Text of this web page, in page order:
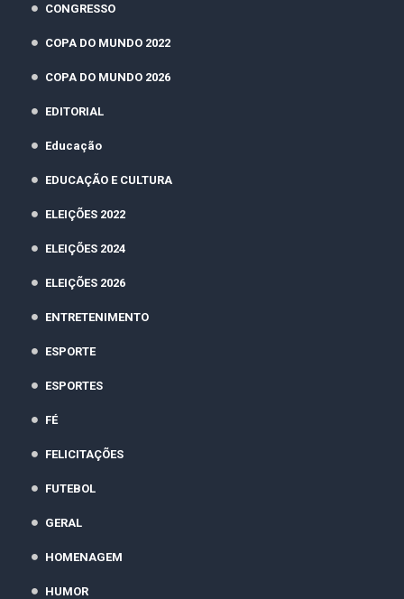
CONGRESSO
COPA DO MUNDO 2022
COPA DO MUNDO 2026
EDITORIAL
Educação
EDUCAÇÃO E CULTURA
ELEIÇÕES 2022
ELEIÇÕES 2024
ELEIÇÕES 2026
ENTRETENIMENTO
ESPORTE
ESPORTES
FÉ
FELICITAÇÕES
FUTEBOL
GERAL
HOMENAGEM
HUMOR